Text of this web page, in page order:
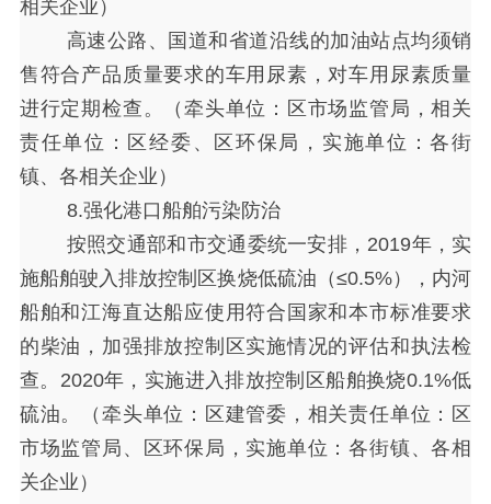
相关企业）
高速公路、国道和省道沿线的加油站点均须销
售符合产品质量要求的车用尿素，对车用尿素质量
进行定期检查。（牵头单位：区市场监管局，相关
责任单位：区经委、区环保局，实施单位：各街
镇、各相关企业）
8.强化港口船舶污染防治
按照交通部和市交通委统一安排， 2019年，实
施船舶驶入排放控制区换烧低硫油（≤0.5%），内河
船舶和江海直达船应使用符合国家和本市标准要求
的柴油，加强排放控制区实施情况的评估和执法检
查。2020年，实施进入排放控制区船舶换烧0.1%低
硫油。（牵头单位：区建管委，相关责任单位：区
市场监管局、区环保局，实施单位：各街镇、各相
关企业）